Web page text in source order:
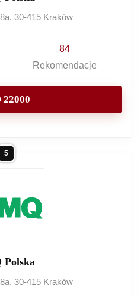
30-415 Kraków
84
Rekomendacje
22000
5
Polska
30-415 Kraków